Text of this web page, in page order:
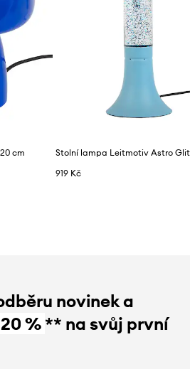
cm
Stolní lampa Leitmotiv Astro
919 Kč
novinek a
20 %** na svůj první